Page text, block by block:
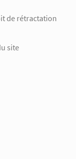
de rétractation
site